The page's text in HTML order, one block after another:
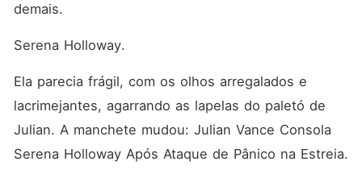
demais.
Serena Holloway.
Ela parecia frágil, com os olhos arregalados e
lacrimejantes, agarrando as lapelas do paletó de
Julian. A manchete mudou: Julian Vance Consola
Serena Holloway Após Ataque de Pânico na Estreia.